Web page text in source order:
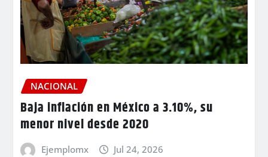
NACIONAL
Baja inflación en México a 3.10%, su
menor nivel desde 2020
Ejemplomx Jul 24, 2026